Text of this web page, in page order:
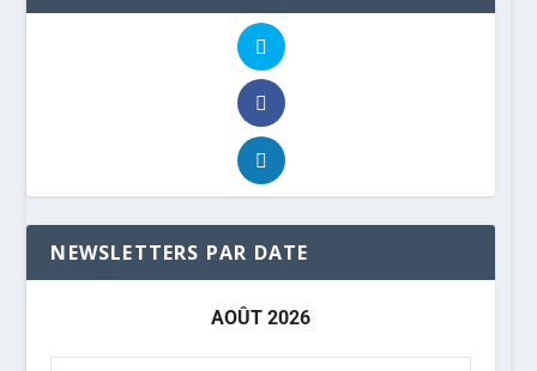
NEWSLETTERS PAR DATE
AOÛT 2026